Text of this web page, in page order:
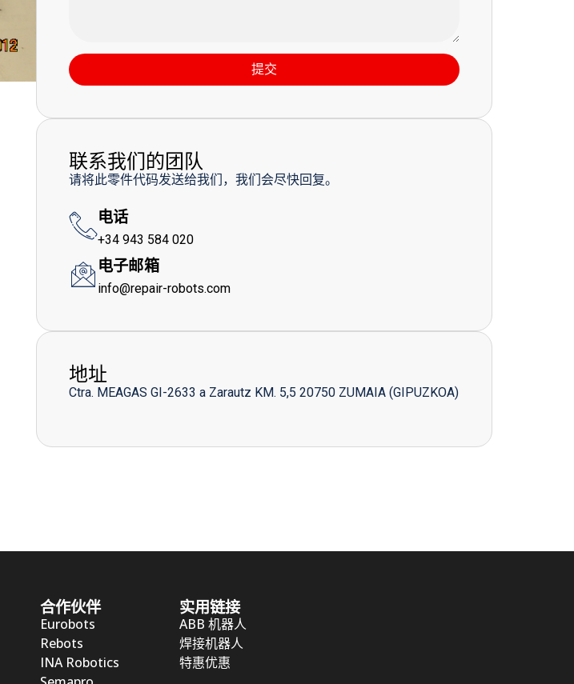
提交
联系我们的团队
请将此零件代码发送给我们，我们会尽快回复。
电话
+34 943 584 020
电子邮箱
info@repair-robots.com
地址
Ctra. MEAGAS GI-2633 a Zarautz KM. 5,5 20750 ZUMAIA (GIPUZKOA)
合作伙伴
Eurobots
Rebots
INA Robotics
实用链接
ABB 机器人
焊接机器人
特惠优惠